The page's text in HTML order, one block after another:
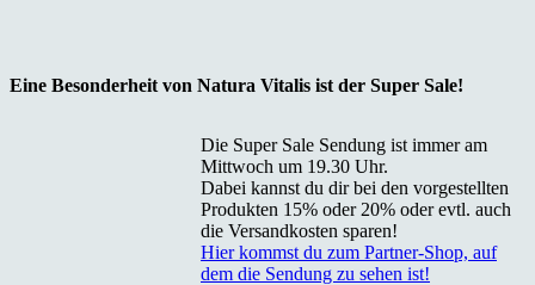
Eine Besonderheit von Natura Vitalis ist der Super Sale!
Die Super Sale Sendung ist immer am
Mittwoch um 19.30 Uhr.
Dabei kannst du dir bei den vorgestellten
Produkten 15% oder 20% oder evtl. auch
die Versandkosten sparen!
Hier kommst du zum Partner-Shop, auf
dem die Sendung zu sehen ist!